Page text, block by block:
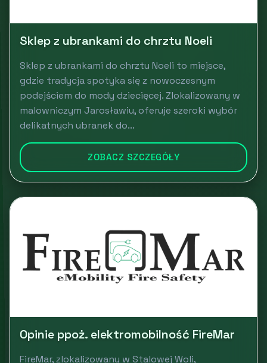
Sklep z ubrankami do chrztu Noeli
Sklep z ubrankami do chrztu Noeli to miejsce,
gdzie tradycja spotyka się z nowoczesnym
podejściem do mody dziecięcej. Zlokalizowany w
malowniczym Jarosławiu, oferuje szeroki wybór
delikatnych ubranek do...
ZOBACZ SZCZEGÓŁY
Opinie ppoż. elektromobilność FireMar
FireMar, zlokalizowany w Stalowej Woli,